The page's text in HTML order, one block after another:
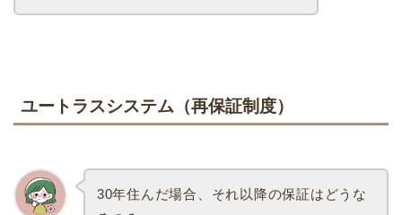
ユートラスシステム（再保証制度）
30年住んだ場合、それ以降の保証はどうな